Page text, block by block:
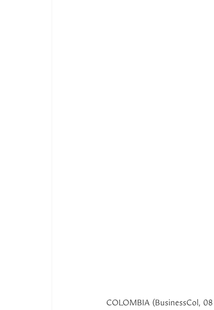
COLOMBIA (BusinessCol,